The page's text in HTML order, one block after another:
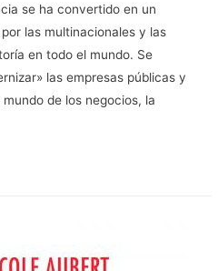
se ha convertido en un
las multinacionales y las
en todo el mundo. Se
las empresas públicas y
de los negocios, la